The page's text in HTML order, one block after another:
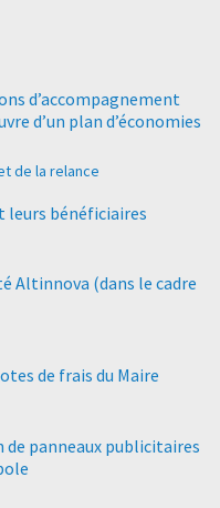
d’accompagnement
d’un plan d’économies
de la relance
leurs bénéficiaires
Altinnova (dans le cadre
de frais du Maire
panneaux publicitaires